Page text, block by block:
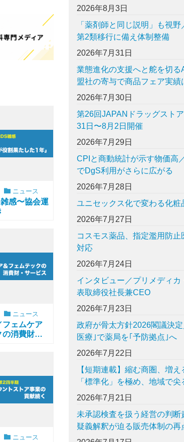
ニュース
感〜協会運
ニュース
フェムケア
の消費財・
ニュース
2026年8月3日
「薬剤師と同じ説明」も視
第2類移行に備え体制整備
2026年7月31日
業態進化の支援へと舵を切る
盟社の寄与で商品フェア実績
2026年7月30日
第26回JAPANドラッグスト
31日〜8月2日開催
2026年7月29日
CPIと商動統計が示す物価高
でDgS利用がさらに広がる
2026年7月28日
ユニセックス化で変わる化粧
2026年7月27日
コスモス薬品、指定濫用防止
対応
2026年7月24日
インタビュー／プリメディカ
表取締役社長兼CEO
2026年7月23日
政府が骨太方針2026閣議決
医療｣で薬局を｢予防拠点｣へ
2026年7月22日
【短期連載】縮む商圏、増
「標準化」を極め、地域で尖
2026年7月21日
未承認検査を扱う経営の判断
疑義解釈が迫る販売体制の再